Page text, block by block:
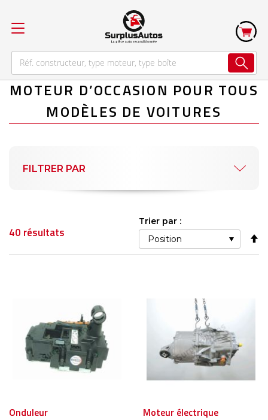
MOTEUR D’OCCASION POUR TOUS
MODÈLES DE VOITURES
40 résultats
Trier par :
Onduleur Moteur électrique
FILTRER PAR